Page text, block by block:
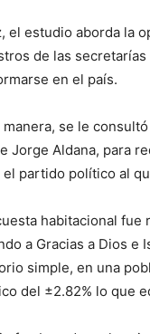
el estudio aborda la
de las
en el país.
manera, se le
Jorge Aldana, para
partido político al
habitacional fue
a Gracias a Dios e
simple, en una
del ±2.82% lo que